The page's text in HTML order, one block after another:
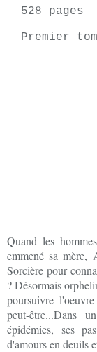
528 pages
Premier
Quand les
emmené sa
Sorcière pour
? Désormais
poursuivre
peut-être...Dans
épidémies, ses
d'amours en deuils